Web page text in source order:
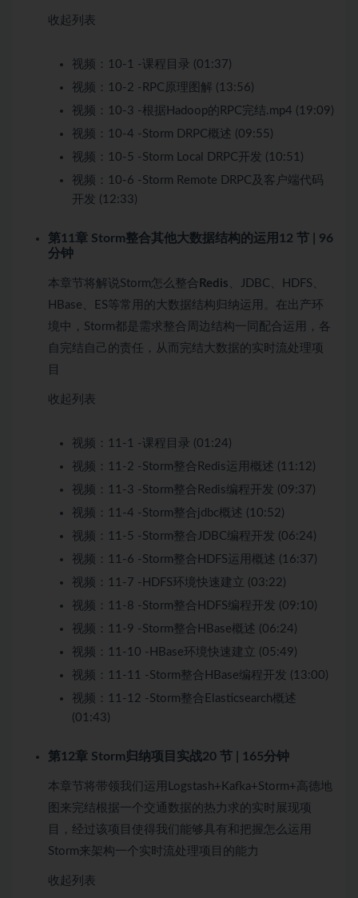
收起列表
视频： 10-1 -课程目录 (01:37)
视频： 10-2 -RPC原理图解 (13:56)
视频： 10-3 -根据Hadoop的RPC完结.mp4 (19:09)
视频： 10-4 -Storm DRPC概述 (09:55)
视频： 10-5 -Storm Local DRPC开发 (10:51)
视频： 10-6 -Storm Remote DRPC及客户端代码
开发 (12:33)
第11章 Storm整合其他大数据结构的运用 12 节 | 96
分钟
本章节将解说Storm怎么整合 Redis 、JDBC、HDFS、
HBase、ES等常用的大数据结构归纳运用。在出产环
境中，Storm都是需求整合周边结构一同配合运用，各
自完结自己的责任，从而完结大数据的实时流处理项
目
收起列表
视频： 11-1 -课程目录 (01:24)
视频： 11-2 -Storm整合Redis运用概述 (11:12)
视频： 11-3 -Storm整合Redis编程开发 (09:37)
视频： 11-4 -Storm整合jdbc概述 (10:52)
视频： 11-5 -Storm整合JDBC编程开发 (06:24)
视频： 11-6 -Storm整合HDFS运用概述 (16:37)
视频： 11-7 -HDFS环境快速建立 (03:22)
视频： 11-8 -Storm整合HDFS编程开发 (09:10)
视频： 11-9 -Storm整合HBase概述 (06:24)
视频： 11-10 -HBase环境快速建立 (05:49)
视频： 11-11 -Storm整合HBase编程开发 (13:00)
视频： 11-12 -Storm整合Elasticsearch概述
(01:43)
第12章 Storm归纳项目实战20 节 | 165分钟
本章节将带领我们运用Logstash+Kafka+Storm+高德地
图来完结根据一个交通数据的热力求的实时展现项
目，经过该项目使得我们能够具有和把握怎么运用
Storm来架构一个实时流处理项目的能力
收起列表